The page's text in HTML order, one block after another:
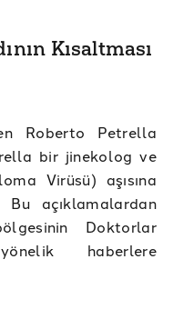
Kısaltması
Roberto Petrella
bir jinekolog ve
Virüsü) aşısına
Bu açıklamalardan
Doktorlar
haberlere